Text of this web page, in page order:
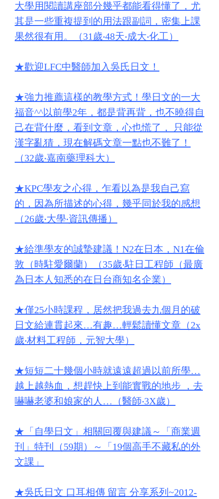
大學用閱讀講座部分幾乎都能看得懂了，尤
其是一些重複提到的用法跟副詞，密集上課
果然很有用。（31歲‧48天‧成大‧化工）
★歡迎LFC中醫師加入吳氏日文！
★強力推薦這樣的教學方式！學日文的一大
福音^^以前學2年，都是背再背，也不曉得自
己在背什麼，看到文章，心也慌了， 只能從
漢字亂猜，現在解碼文章一點也不難了！
（32歲‧嘉南藥理科大）
★KPC學友之心得，乍看以為是我自己寫
的，因為所描述的心得，幾乎同於我的感想
（26歲‧大學‧資訊傳播）
★給準學友的誠摯建議！N2在日本，N1在倫
敦（時駐愛爾蘭）（35歲‧駐日工程師（最廣
為日本人知悉的在日台商知名企業）
★僅25小時課程，居然把我過去九個月的破
日文給連貫起來…有趣…輕鬆讀懂文章（2x
歲‧材料工程師，元智大學）
★短短二十幾個小時就遠遠超過以前所學…
越上越熱血，想趕快上到能實戰的地步 ，去
嚇嚇老婆和娘家的人…（醫師‧3X歲）
★ 「自學日文」相關回覆與建議～「商業週
刊」特刊（59期）～「19個高手不藏私的外
文課」
★吳氏日文 口耳相傳 留言 分享系列~2012-